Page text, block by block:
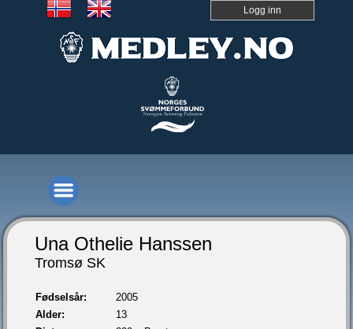
Logg inn
Una Othelie Hanssen
Tromsø SK
Fødselsår:
2005
Alder:
13